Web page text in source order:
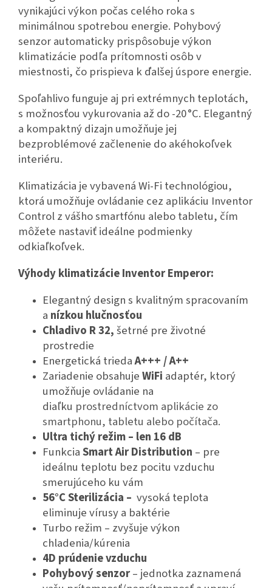
vynikajúci výkon počas celého roka s
minimálnou spotrebou energie. Pohybový
senzor automaticky prispôsobuje výkon
klimatizácie podľa prítomnosti osôb v
miestnosti, čo prispieva k ďalšej úspore energie.
Spoľahlivo funguje aj pri extrémnych teplotách,
s možnosťou vykurovania až do -20 °C. Elegantný
a kompaktný dizajn umožňuje jej
bezproblémové začlenenie do akéhokoľvek
interiéru.
Klimatizácia je vybavená Wi-Fi technológiou,
ktorá umožňuje ovládanie cez aplikáciu Inventor
Control z vášho smartfónu alebo tabletu, čím
môžete nastaviť ideálne podmienky
odkiaľkoľvek.
Výhody klimatizácie Inventor Emperor:
Elegantný design s kvalitným spracovaním
a nízkou hlučnosťou
Chladivo R 32,šetrné pre životné
prostredie
Energetická triedaA+++ / A++
Zariadenie obsahujeWiFi adaptér, ktorý
umožňuje ovládanie na
diaľku prostredníctvom aplikácie zo
smartphonu, tabletu alebo počítača.
Ultra tichý režim – len 16 dB
FunkciaSmart Air Distribution – pre
ideálnu teplotu bez pocitu vzduchu
smerujúceho ku vám
56°C Sterilizácia – vysoká teplota
eliminuje vírusy a baktérie
Turbo režim – zvyšuje výkon
chladenia/kúrenia
4D prúdenie vzduchu
Pohybový senzor– jednotka zaznamená